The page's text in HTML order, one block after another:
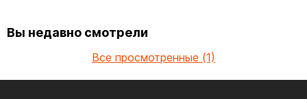
Вы недавно смотрели
Все просмотренные (1)